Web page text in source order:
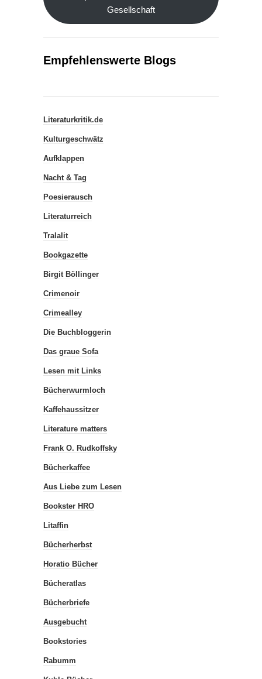
Gesellschaft
Empfehlenswerte Blogs
Literaturkritik.de
Kulturgeschwätz
Aufklappen
Nacht & Tag
Poesierausch
Literaturreich
Tralalit
Bookgazette
Birgit Böllinger
Crimenoir
Crimealley
Die Buchbloggerin
Das graue Sofa
Lesen mit Links
Bücherwurmloch
Kaffehaussitzer
Literature matters
Frank O. Rudkoffsky
Bücherkaffee
Aus Liebe zum Lesen
Bookster HRO
Litaffin
Bücherherbst
Horatio Bücher
Bücheratlas
Bücherbriefe
Ausgebucht
Bookstories
Rabumm